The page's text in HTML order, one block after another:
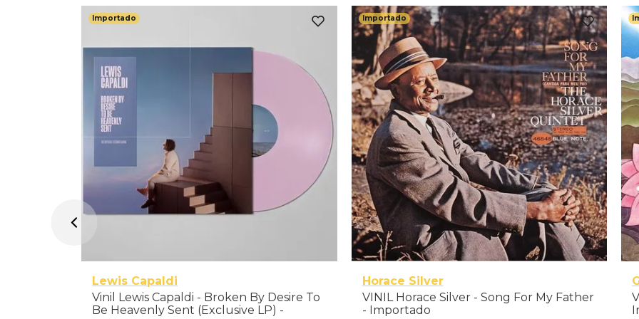
Importado
Lewis Capaldi
Vinil Lewis Capaldi - Broken By Desire To
Be Heavenly Sent (Exclusive LP) -
Importado
Horace Silver
VINIL Horace Silver - Song For My Father
- Importado